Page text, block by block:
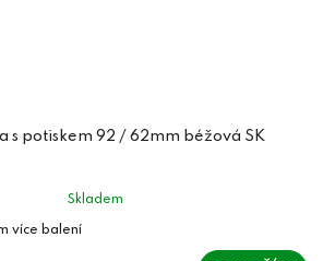
s potiskem 92 / 62mm béžová SK
Skladem